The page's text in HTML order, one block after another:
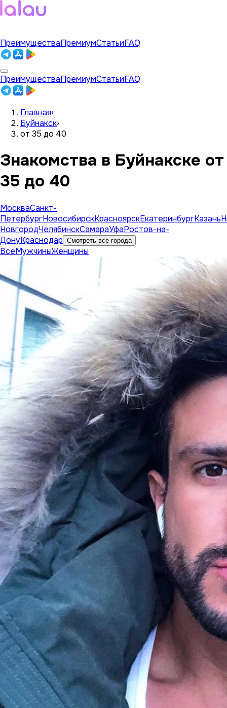
ПреимуществаПремиумСтатьиFAQ
ПреимуществаПремиумСтатьиFAQ
Главная›
Буйнакск›
от 35 до 40
Знакомства в Буйнакске от
35 до 40
МоскваСанкт-
ПетербургНовосибирскКрасноярскЕкатеринбургКазань
НовгородЧелябинскСамараУфаРостов-на-
ДонуКраснодар Смотреть все города
ВсеМужчиныЖенщины